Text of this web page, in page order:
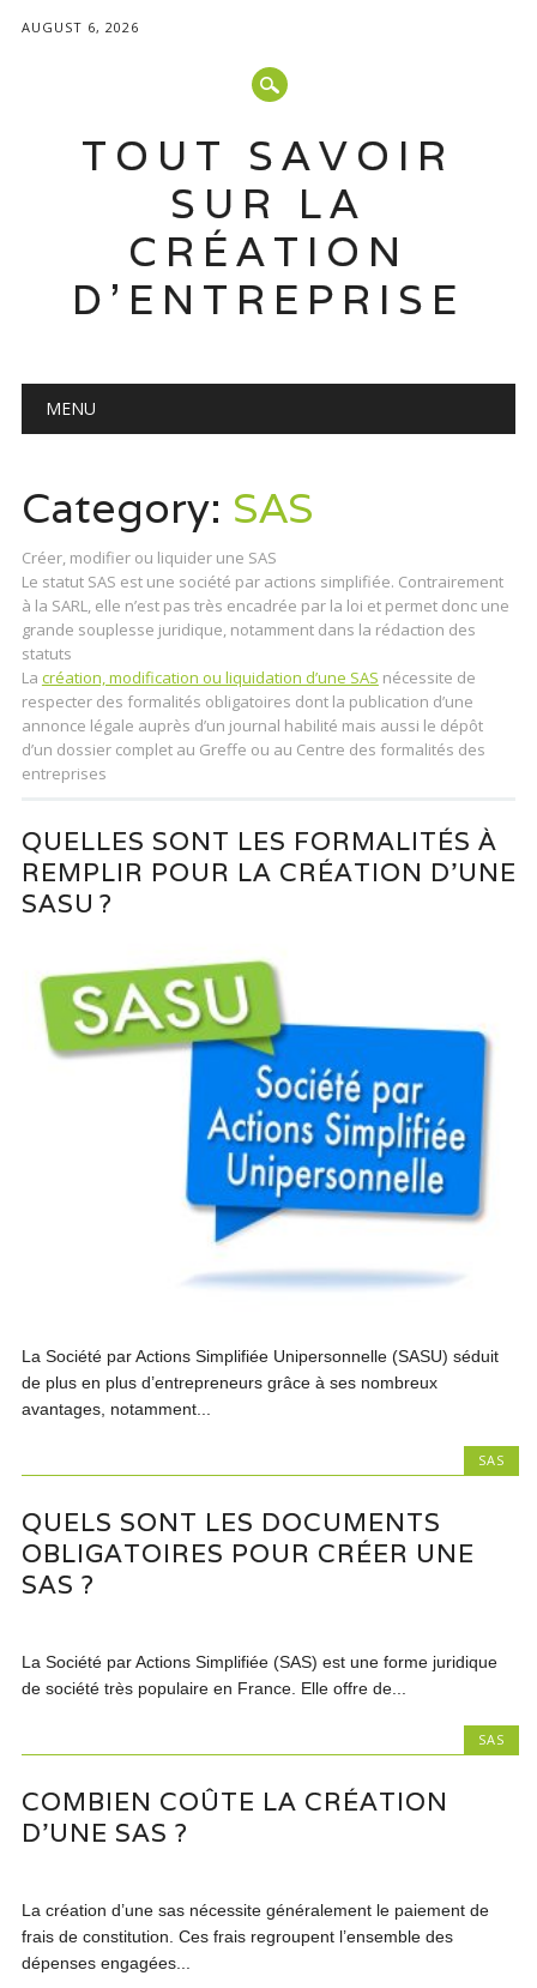
AUGUST 6, 2026
TOUT SAVOIR
SUR LA
CRÉATION
D'ENTREPRISE
Main menu
MENU
Category: SAS
Créer, modifier ou liquider une SAS
Le statut SAS est une société par actions simplifiée. Contrairement
à la SARL, elle n’est pas très encadrée par la loi et permet donc une
grande souplesse juridique, notamment dans la rédaction des
statuts
La création, modification ou liquidation d’une SAS nécessite de
respecter des formalités obligatoires dont la publication d’une
annonce légale auprès d’un journal habilité mais aussi le dépôt
d’un dossier complet au Greffe ou au Centre des formalités des
entreprises
QUELLES SONT LES FORMALITÉS À
REMPLIR POUR LA CRÉATION D’UNE
SASU ?
La Société par Actions Simplifiée Unipersonnelle (SASU) séduit
de plus en plus d’entrepreneurs grâce à ses nombreux
avantages, notamment...
SAS
QUELS SONT LES DOCUMENTS
OBLIGATOIRES POUR CRÉER UNE
SAS ?
La Société par Actions Simplifiée (SAS) est une forme juridique
de société très populaire en France. Elle offre de...
SAS
COMBIEN COÛTE LA CRÉATION
D’UNE SAS ?
La création d’une sas nécessite généralement le paiement de
frais de constitution. Ces frais regroupent l’ensemble des
dépenses engagées...